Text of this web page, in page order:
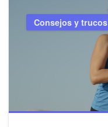
Consejos y trucos